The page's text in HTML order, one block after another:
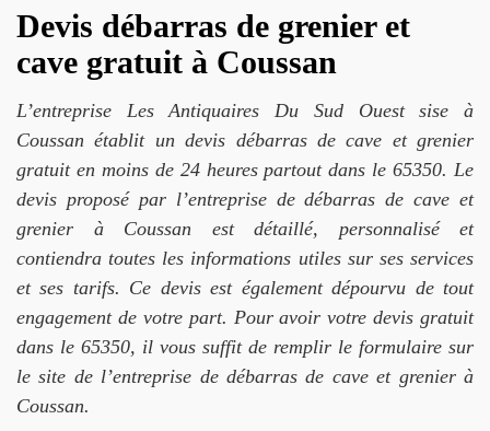
Devis débarras de grenier et
cave gratuit à Coussan
L’entreprise Les Antiquaires Du Sud Ouest sise à
Coussan établit un devis débarras de cave et grenier
gratuit en moins de 24 heures partout dans le 65350. Le
devis proposé par l’entreprise de débarras de cave et
grenier à Coussan est détaillé, personnalisé et
contiendra toutes les informations utiles sur ses services
et ses tarifs. Ce devis est également dépourvu de tout
engagement de votre part. Pour avoir votre devis gratuit
dans le 65350, il vous suffit de remplir le formulaire sur
le site de l’entreprise de débarras de cave et grenier à
Coussan.